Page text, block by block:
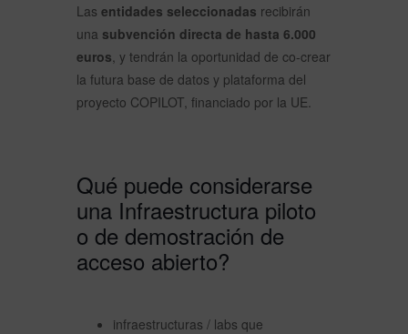
Las entidades seleccionadas recibirán
una subvención directa de hasta 6.000
euros , y tendrán la oportunidad de co-crear
la futura base de datos y plataforma del
proyecto COPILOT, financiado por la UE.
Qué puede considerarse
una Infraestructura piloto
o de demostración de
acceso abierto?
infraestructuras / labs que